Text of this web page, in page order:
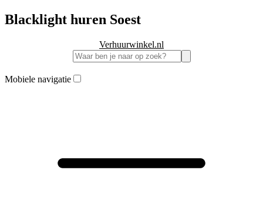
Blacklight huren Soest
Verhuurwinkel.nl
Mobiele navigatie